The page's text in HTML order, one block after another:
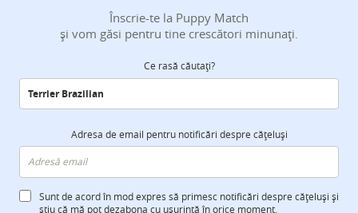
Înscrie-te la Puppy Match
și vom găsi pentru tine crescători minunați.
Ce rasă căutați?
Adresa de email pentru notificări despre cățeluși
Sunt de acord în mod expres să primesc notificări despre cățeluși și
știu că mă pot dezabona cu ușurință în orice moment.